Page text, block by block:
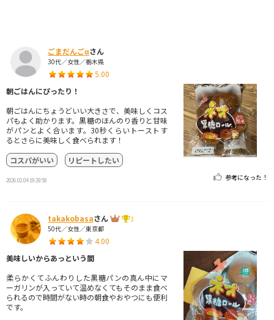
ごまだんごαさん
30代／女性／栃木県
5.00
朝ごはんにぴったり！
朝ごはんにちょうどいい大きさで、美味しくコス
パもよく助かります。黒糖のほんのり香りと甘味
がパンとよく合います。30秒くらいトーストす
るとさらに美味しく食べられます！
コスパがいい
リピートしたい
2026.02.04 19:29:58 参考になった！
takakobasaさん
3
50代／女性／東京都
4.00
美味しいからあっという間
柔らかくてふんわりした黒糖パンの真ん中にマ
ーガリンが入っていて温めなくてもそのまま食べ
られるので時間がない時の朝食やおやつにも便利
です。